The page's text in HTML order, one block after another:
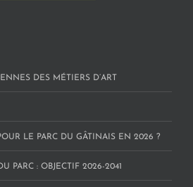
DES MÉTIERS D’ART
LE PARC DU GÂTINAIS EN 2026 ?
PARC : OBJECTIF 2026-2041